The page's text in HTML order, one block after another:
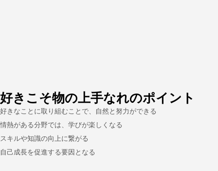
好きこそ物の上手なれのポイント
好きなことに取り組むことで、自然と努力ができる
情熱がある分野では、学びが楽しくなる
スキルや知識の向上に繋がる
自己成長を促進する要因となる